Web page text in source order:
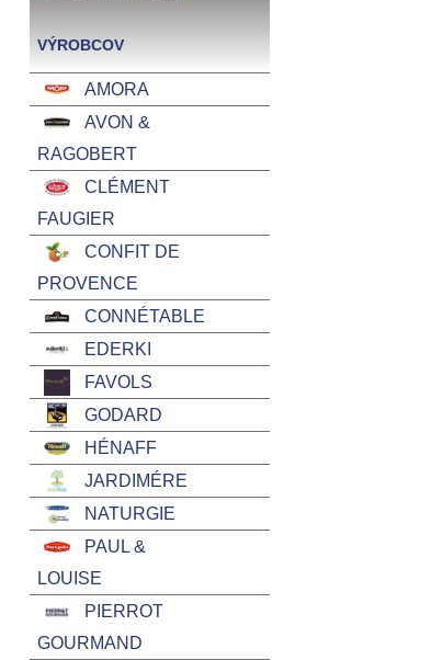
VÝROBCOV
AMORA
AVON &
RAGOBERT
CLÉMENT
FAUGIER
CONFIT DE
PROVENCE
CONNÉTABLE
EDERKI
FAVOLS
GODARD
HÉNAFF
JARDIMÉRE
NATURGIE
PAUL &
LOUISE
PIERROT
GOURMAND